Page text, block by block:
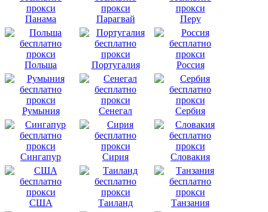
Панама Парагвай Перу
Польша Португалия Россия
Румыния Сенегал Сербия
Сингапур Сирия Словакия
США Таиланд Танзания